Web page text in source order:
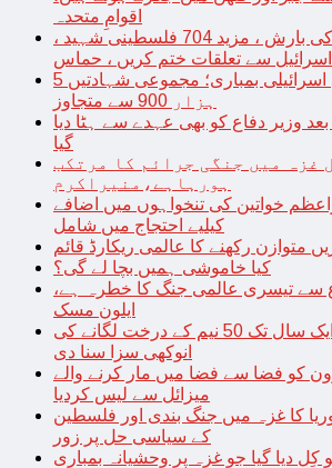
اقوامِ متحدہ
غزہ پر پھر بموں کی بارش ، مزید 704 فلسطینی شہید ،
سے تعلقات ختم کریں ، حماس
مغربی کنارے پر بھی اسرائیلی بمباری؛ مجموعی شہادتیں 5
ہزار 900 سے متجاوز
وزیر دفاع کو بھی عہدے سے ہٹا دیا
گیا
غزہ میں جنگی جرائم کا مرتکب
ہورہاہے،منیراکرم
خواتین کی تنخواہوں میں اضافے
کیلیے احتجاج میں شامل
کیا خاموشی ہمیں بچا لے گی؟
سے تیسری عالمی جنگ کا خطرہ ہے،
ایلون مسک
عدالت نے مجرم کوایک سال تک 50 نیم کے درخت لگانے کی
انوکھی سزا سنا دی
کو فضا سے فضا میں مار کرنے والے
میزائل سے لیس کردیا
کا غزہ میں جنگ بندی اور فلسطین
کے سیاسی حل پر زور
کِل دیا گیا جو غزہ پر وحشیانہ بمباری